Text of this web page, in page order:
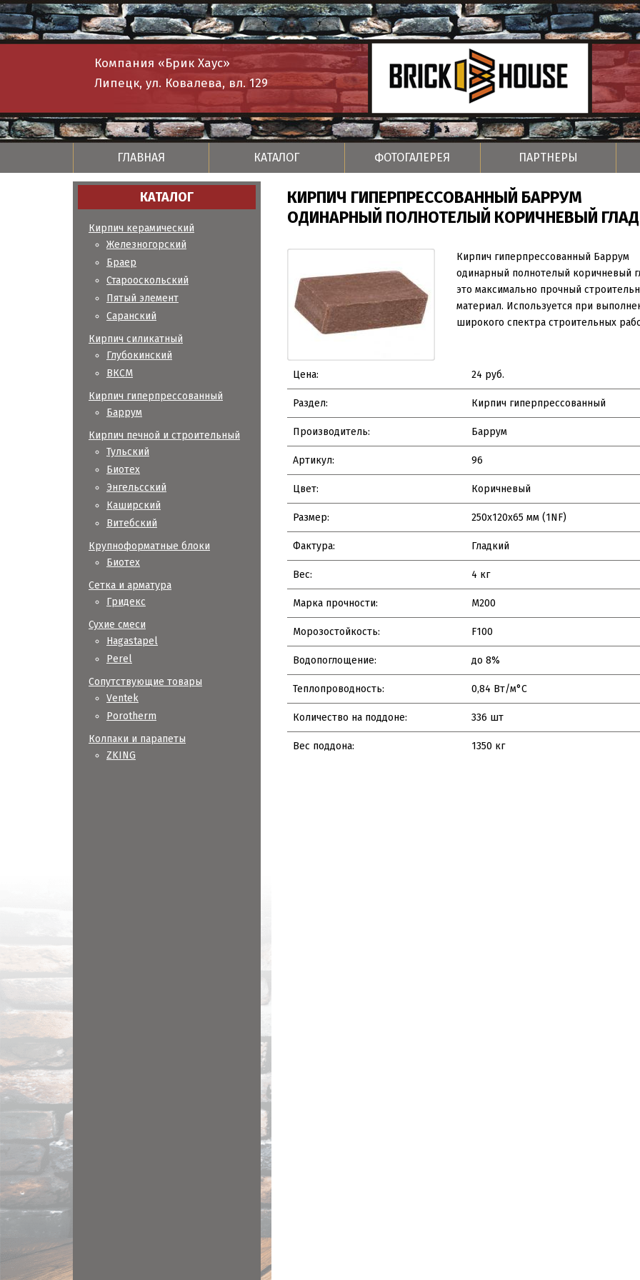
Компания «Брик Хаус»
Липецк, ул. Ковалева, вл. 129
ГЛАВНАЯ КАТАЛОГ ФОТОГАЛЕРЕЯ ПАРТНЕРЫ
КАТАЛОГ
Кирпич керамический
Железногорский
Браер
Старооскольский
Пятый элемент
Саранский
Кирпич силикатный
Глубокинский
ВКСМ
Кирпич гиперпрессованный
Баррум
Кирпич печной и строительный
Тульский
Биотех
Энгельсский
Каширский
Витебский
Крупноформатные блоки
Биотех
Сетка и арматура
Гридекс
Сухие смеси
Hagastapel
Perel
Сопутствующие товары
Ventek
Porotherm
Колпаки и парапеты
ZKING
КИРПИЧ ГИПЕРПРЕССОВАННЫЙ БАРРУМ
ОДИНАРНЫЙ ПОЛНОТЕЛЫЙ КОРИЧНЕВЫЙ
Кирпич гиперпрессованный Баррум
одинарный полнотелый коричневый
это максимально прочный
материал. Используется при
широкого спектра строительных
Цена: 24 руб.
Раздел: Кирпич гиперпрессованный
Производитель: Баррум
Артикул: 96
Цвет: Коричневый
Размер: 250х120х65 мм (1NF)
Фактура: Гладкий
Вес: 4 кг
Марка прочности: M200
Морозостойкость: F100
Водопоглощение: до 8%
Теплопроводность: 0,84 Вт/м°C
Количество на поддоне: 336 шт
Вес поддона: 1350 кг